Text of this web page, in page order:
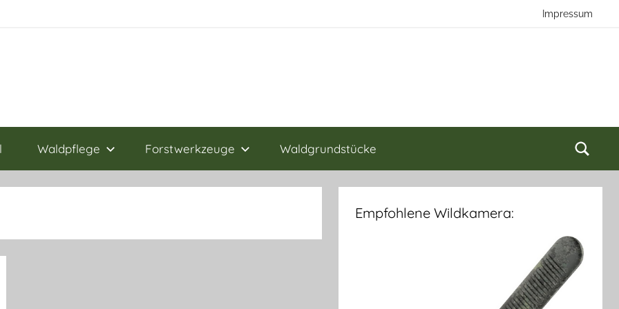
Impressum
Waldpflege Forstwerkzeuge Waldgrundstücke
Empfohlene Wildkamera: